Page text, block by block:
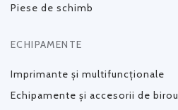
Piese de schimb
ECHIPAMENTE
Imprimante și multifuncționale
Echipamente și accesorii de birou